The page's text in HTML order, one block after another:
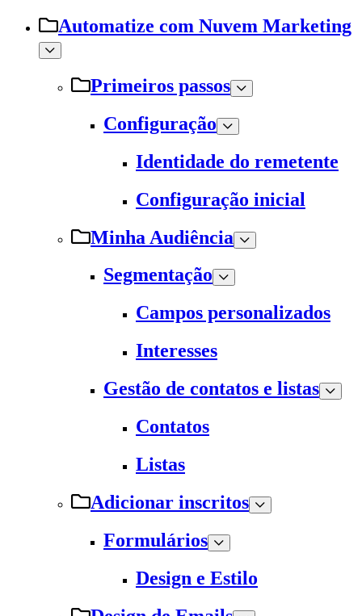
Automatize com Nuvem Marketing
Primeiros passos
Configuração
Identidade do remetente
Configuração inicial
Minha Audiência
Segmentação
Campos personalizados
Interesses
Gestão de contatos e listas
Contatos
Listas
Adicionar inscritos
Formulários
Design e Estilo